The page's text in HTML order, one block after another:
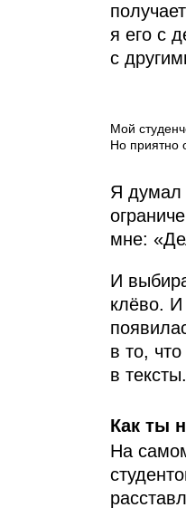
я его с
с
Мой
Но приятно
Я думал
мне:
И
клёво. И
в то,
в
Как ты
На